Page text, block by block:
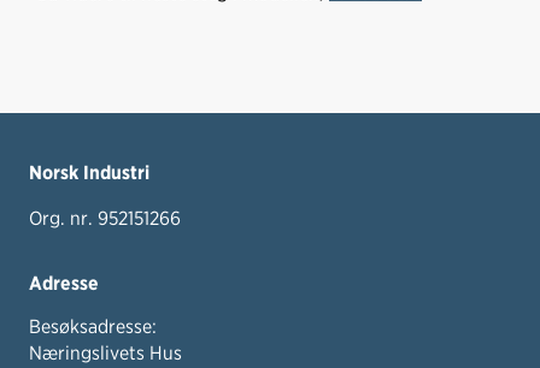
Norsk Industri
Org. nr. 952151266
Adresse
Besøksadresse:
Næringslivets Hus